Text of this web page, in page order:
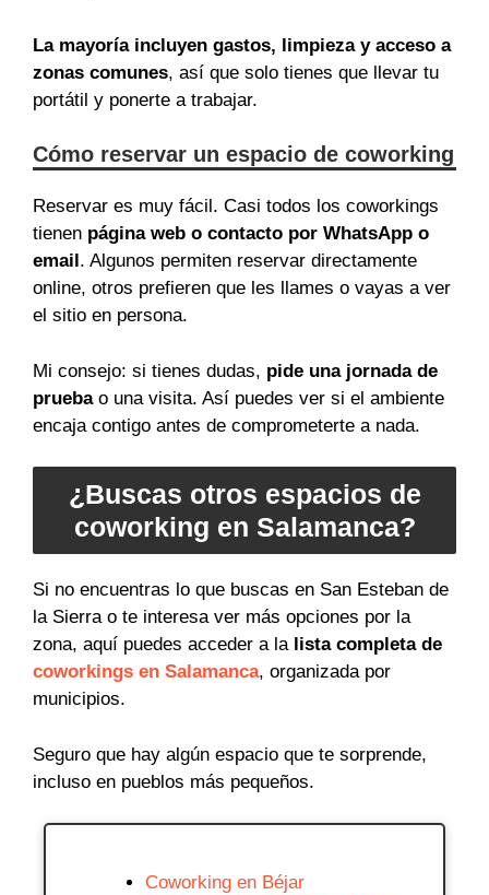
La mayoría incluyen gastos, limpieza y acceso a
zonas comunes, así que solo tienes que llevar tu
portátil y ponerte a trabajar.
Cómo reservar un espacio de coworking
Reservar es muy fácil. Casi todos los coworkings
tienen página web o contacto por WhatsApp o
email . Algunos permiten reservar directamente
online, otros prefieren que les llames o vayas a ver
el sitio en persona.
Mi consejo: si tienes dudas, pide una jornada de
pruebao una visita. Así puedes ver si el ambiente
encaja contigo antes de comprometerte a nada.
¿Buscas otros espacios de
coworking en Salamanca?
Si no encuentras lo que buscas en San Esteban de
la Sierra o te interesa ver más opciones por la
zona, aquí puedes acceder a lalista completa de
coworkings en Salamanca, organizada por
municipios.
Seguro que hay algún espacio que te sorprende,
incluso en pueblos más pequeños.
Coworking en Béjar